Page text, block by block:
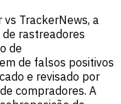
vs TrackerNews, a
rastreadores
de
de falsos positivos
e revisado por
compradores. A